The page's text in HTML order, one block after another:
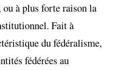
ou à plus forte raison la
Fait à
du fédéralisme,
fédérées au